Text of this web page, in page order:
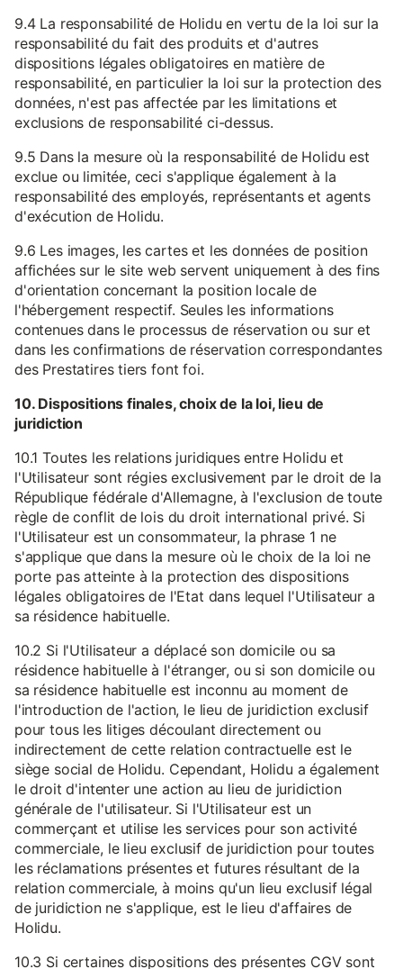
9.4 La responsabilité de Holidu en vertu de la loi sur la
responsabilité du fait des produits et d'autres
dispositions légales obligatoires en matière de
responsabilité, en particulier la loi sur la protection des
données, n'est pas affectée par les limitations et
exclusions de responsabilité ci-dessus.
9.5 Dans la mesure où la responsabilité de Holidu est
exclue ou limitée, ceci s'applique également à la
responsabilité des employés, représentants et agents
d'exécution de Holidu.
9.6 Les images, les cartes et les données de position
affichées sur le site web servent uniquement à des fins
d'orientation concernant la position locale de
l'hébergement respectif. Seules les informations
contenues dans le processus de réservation ou sur et
dans les confirmations de réservation correspondantes
des Prestatires tiers font foi.
10. Dispositions finales, choix de la loi, lieu de
juridiction
10.1 Toutes les relations juridiques entre Holidu et
l'Utilisateur sont régies exclusivement par le droit de la
République fédérale d'Allemagne, à l'exclusion de toute
règle de conflit de lois du droit international privé. Si
l'Utilisateur est un consommateur, la phrase 1 ne
s'applique que dans la mesure où le choix de la loi ne
porte pas atteinte à la protection des dispositions
légales obligatoires de l'Etat dans lequel l'Utilisateur a
sa résidence habituelle.
10.2 Si l'Utilisateur a déplacé son domicile ou sa
résidence habituelle à l'étranger, ou si son domicile ou
sa résidence habituelle est inconnu au moment de
l'introduction de l'action, le lieu de juridiction exclusif
pour tous les litiges découlant directement ou
indirectement de cette relation contractuelle est le
siège social de Holidu. Cependant, Holidu a également
le droit d'intenter une action au lieu de juridiction
générale de l'utilisateur. Si l'Utilisateur est un
commerçant et utilise les services pour son activité
commerciale, le lieu exclusif de juridiction pour toutes
les réclamations présentes et futures résultant de la
relation commerciale, à moins qu'un lieu exclusif légal
de juridiction ne s'applique, est le lieu d'affaires de
Holidu.
10.3 Si certaines dispositions des présentes CGV sont